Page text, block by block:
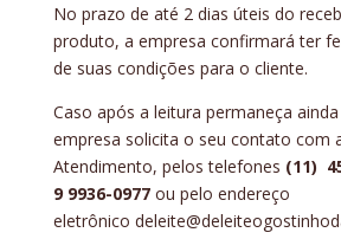
No prazo de até 2 dias úteis do
produto, a empresa confirmará ter
de suas condições para o cliente.
Caso após a leitura permaneça
empresa solicita o seu contato com
Atendimento, pelos telefones (11)
9 9936-0977 ou pelo endereço
eletrônico